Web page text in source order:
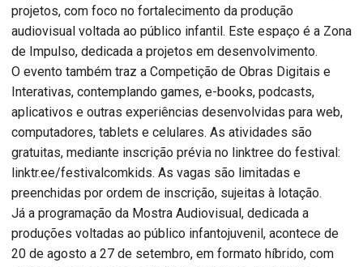
projetos, com foco no fortalecimento da produção
audiovisual voltada ao público infantil. Este espaço é a Zona
de Impulso, dedicada a projetos em desenvolvimento.
O evento também traz a Competição de Obras Digitais e
Interativas, contemplando games, e-books, podcasts,
aplicativos e outras experiências desenvolvidas para web,
computadores, tablets e celulares. As atividades são
gratuitas, mediante inscrição prévia no linktree do festival:
linktr.ee/festivalcomkids. As vagas são limitadas e
preenchidas por ordem de inscrição, sujeitas à lotação.
Já a programação da Mostra Audiovisual, dedicada a
produções voltadas ao público infantojuvenil, acontece de
20 de agosto a 27 de setembro, em formato híbrido, com